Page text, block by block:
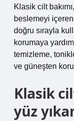
Klasik cilt
beslemeyi
doğru sırayla
korumaya
temizleme,
ve güneşten
Klasik
yüz